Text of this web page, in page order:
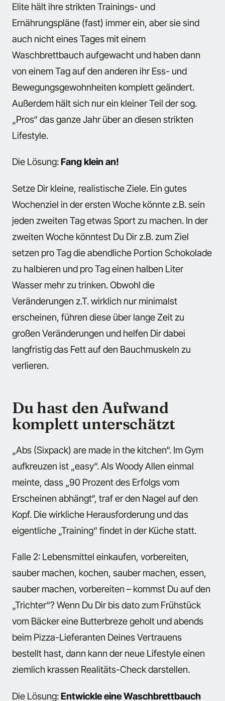
Elite hält ihre strikten Trainings- und
Ernährungspläne (fast) immer ein, aber sie sind
auch nicht eines Tages mit einem
Waschbrettbauch aufgewacht und haben dann
von einem Tag auf den anderen ihr Ess- und
Bewegungsgewohnheiten komplett geändert.
Außerdem hält sich nur ein kleiner Teil der sog.
„Pros“ das ganze Jahr über an diesen strikten
Lifestyle.
Die Lösung:Fang klein an!
Setze Dir kleine, realistische Ziele. Ein gutes
Wochenziel in der ersten Woche könnte z.B. sein
jeden zweiten Tag etwas Sport zu machen. In der
zweiten Woche könntest Du Dir z.B. zum Ziel
setzen pro Tag die abendliche Portion Schokolade
zu halbieren und pro Tag einen halben Liter
Wasser mehr zu trinken. Obwohl die
Veränderungen z.T. wirklich nur minimalst
erscheinen, führen diese über lange Zeit zu
großen Veränderungen und helfen Dir dabei
langfristig das Fett auf den Bauchmuskeln zu
verlieren.
Du hast den Aufwand
komplett unterschätzt
„Abs (Sixpack) are made in the kitchen“. Im Gym
aufkreuzen ist „easy“. Als Woody Allen einmal
meinte, dass „90 Prozent des Erfolgs vom
Erscheinen abhängt“, traf er den Nagel auf den
Kopf. Die wirkliche Herausforderung und das
eigentliche „Training“ findet in der Küche statt.
Falle 2: Lebensmittel einkaufen, vorbereiten,
sauber machen, kochen, sauber machen, essen,
sauber machen, vorbereiten – kommst Du auf den
„Trichter“? Wenn Du Dir bis dato zum Frühstück
vom Bäcker eine Butterbreze geholt und abends
beim Pizza-Lieferanten Deines Vertrauens
bestellt hast, dann kann der neue Lifestyle einen
ziemlich krassen Realitäts-Check darstellen.
Die Lösung:Entwickle eine Waschbrettbauch